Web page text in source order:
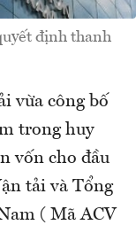
định thanh
vừa công bố
trong huy
vốn cho đầu
tải và Tổng
( Mã ACV